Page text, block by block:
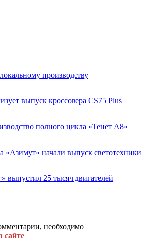
производству
выпуск кроссовера CS75 Plus
полного цикла «Тенет A8»
«Азимут» начали выпуск светотехники
выпустил 25 тысяч двигателей
необходимо
сайте